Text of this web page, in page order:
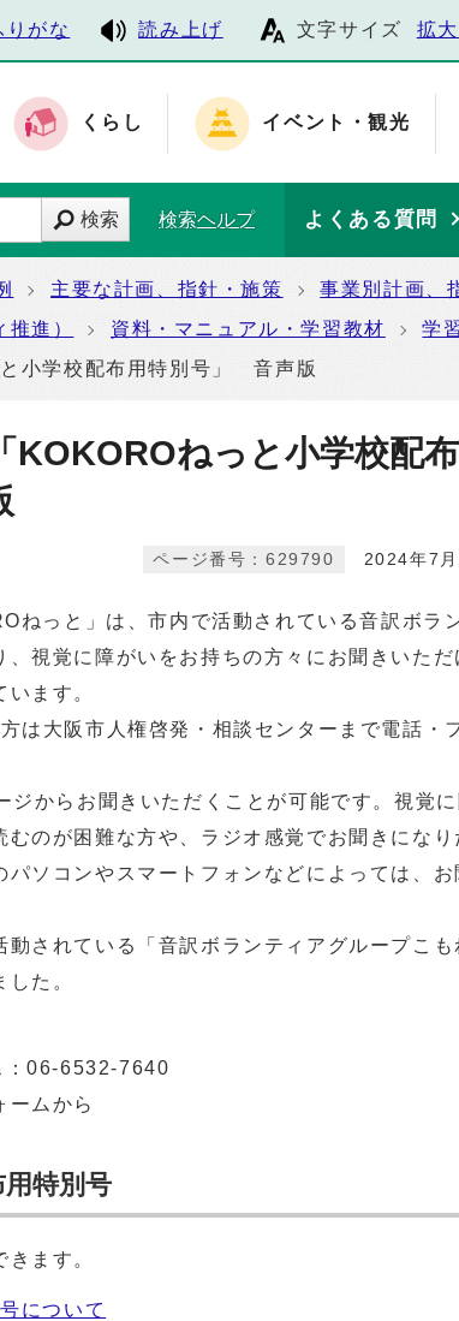
りがな 読み上げ 文字サイズ 拡大
くらし イベント・観光
検索 検索ヘルプ よくある質問
主要な計画、指針・施策
事業別計画、
進）
資料・マニュアル・学習教材
学
小学校配布用特別号」 音声版
KOKOROねっと小学校配布
2024年7月
ページ番号：629790
ねっと」は、市内で活動されている音訳ボラ
視覚に障がいをお持ちの方々にお聞きいただ
ます。
は大阪市人権啓発・相談センターまで電話・
からお聞きいただくことが可能です。視覚に
のが困難な方や、ラジオ感覚でお聞きになり
ソコンやスマートフォンなどによっては、お
されている「音訳ボランティアグループこも
た。
06-6532-7640
ームから
特別号
ます。
について